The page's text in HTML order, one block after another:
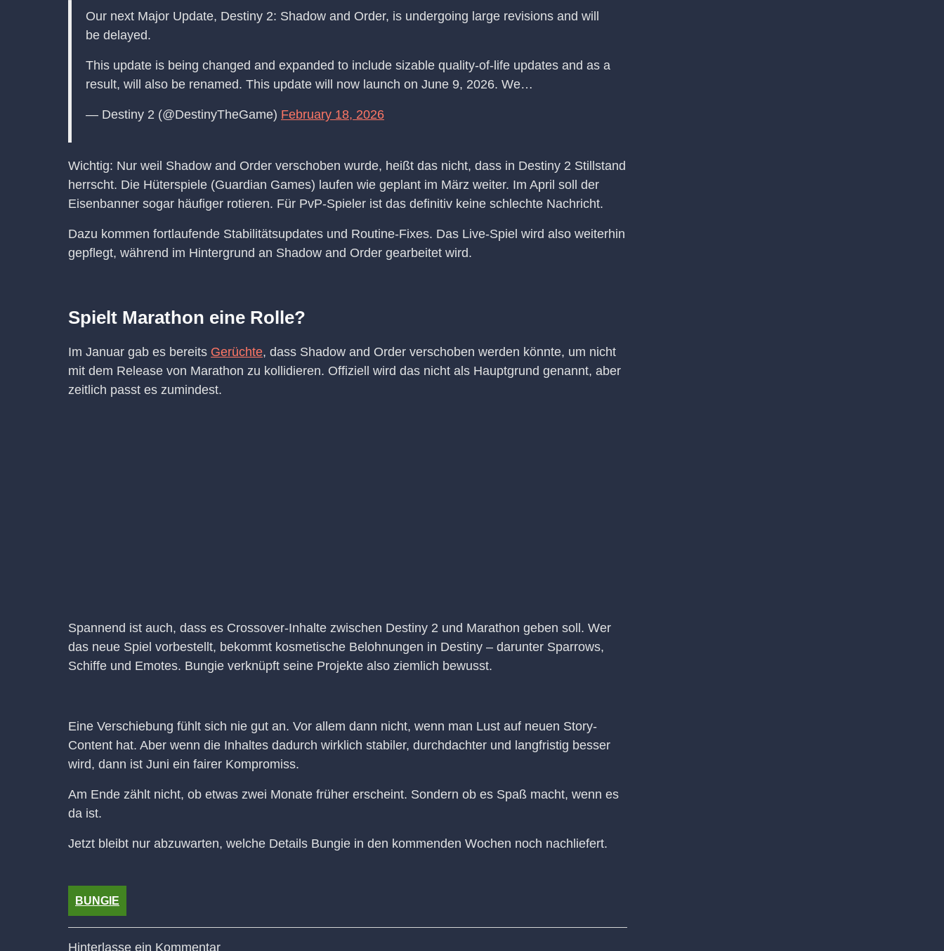
Our next Major Update, Destiny 2: Shadow and Order, is undergoing large revisions and will
be delayed.
This update is being changed and expanded to include sizable quality-of-life updates and as a
result, will also be renamed. This update will now launch on June 9, 2026. We…
— Destiny 2 (@DestinyTheGame) February 18, 2026
Wichtig: Nur weil Shadow and Order verschoben wurde, heißt das nicht, dass in Destiny 2 Stillstand
herrscht. Die Hüterspiele (Guardian Games) laufen wie geplant im März weiter. Im April soll der
Eisenbanner sogar häufiger rotieren. Für PvP-Spieler ist das definitiv keine schlechte Nachricht.
Dazu kommen fortlaufende Stabilitätsupdates und Routine-Fixes. Das Live-Spiel wird also weiterhin
gepflegt, während im Hintergrund an Shadow and Order gearbeitet wird.
Spielt Marathon eine Rolle?
Im Januar gab es bereits Gerüchte, dass Shadow and Order verschoben werden könnte, um nicht
mit dem Release von Marathon zu kollidieren. Offiziell wird das nicht als Hauptgrund genannt, aber
zeitlich passt es zumindest.
Spannend ist auch, dass es Crossover-Inhalte zwischen Destiny 2 und Marathon geben soll. Wer
das neue Spiel vorbestellt, bekommt kosmetische Belohnungen in Destiny – darunter Sparrows,
Schiffe und Emotes. Bungie verknüpft seine Projekte also ziemlich bewusst.
Eine Verschiebung fühlt sich nie gut an. Vor allem dann nicht, wenn man Lust auf neuen Story-
Content hat. Aber wenn die Inhaltes dadurch wirklich stabiler, durchdachter und langfristig besser
wird, dann ist Juni ein fairer Kompromiss.
Am Ende zählt nicht, ob etwas zwei Monate früher erscheint. Sondern ob es Spaß macht, wenn es
da ist.
Jetzt bleibt nur abzuwarten, welche Details Bungie in den kommenden Wochen noch nachliefert.
BUNGIE
Hinterlasse ein Kommentar